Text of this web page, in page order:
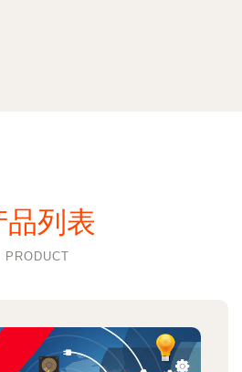
品列表
PRODUCT